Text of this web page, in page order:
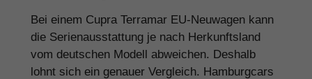
Bei einem Cupra Terramar EU-Neuwagen kann
die Serienausstattung je nach Herkunftsland
vom deutschen Modell abweichen. Deshalb
lohnt sich ein genauer Vergleich. Hamburgcars